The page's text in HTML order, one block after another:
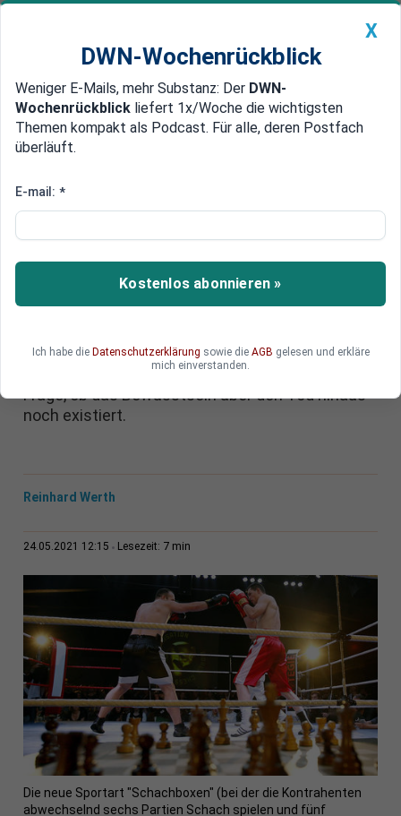
Newsticker MEIN DWN: Geldanlage Premium
Edelmetalle DWN-Magazin China
DWN WISSENSCHAFT: Das
es einen freien Willen?
Im zweiten Teil seines Gastbeitrags für die
Deutschen Wirtschaftsnachrichten befasst sich
Reinhard Werth weiter mit dem menschlichen
Bewusstsein - und beantwortet zum Schluss die
Frage, ob das Bewusstsein über den Tod hinaus
noch existiert.
Reinhard Werth
24.05.2021 12:15 Lesezeit: 7 min
Die neue Sportart "Schachboxen" (bei der die Kontrahenten
abwechselnd sechs Partien Schach spielen und fünf
X
DWN-Wochenrückblick
Weniger E-Mails, mehr Substanz: Der DWN-
Wochenrückblick liefert 1x/Woche die wichtigsten
Themen kompakt als Podcast. Für alle, deren Postfach
überläuft.
E-mail: *
Kostenlos abonnieren »
Ich habe die Datenschutzerklärung sowie die AGB gelesen und erkläre
mich einverstanden.